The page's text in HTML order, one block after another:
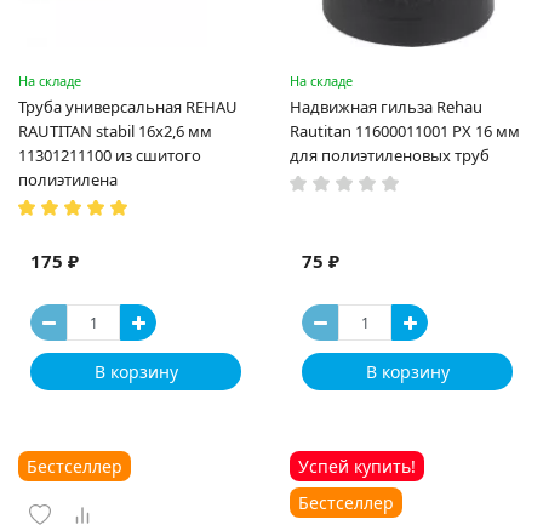
На складе
Труба универсальная REHAU
RAUTITAN stabil 16х2,6 мм
11301211100 из сшитого
полиэтилена
175 ₽
В корзину
На складе
Надвижная гильза Rehau
Rautitan 11600011001 PX 16 мм
для полиэтиленовых труб
75 ₽
В корзину
Бестселлер
Успей купить!
Бестселлер